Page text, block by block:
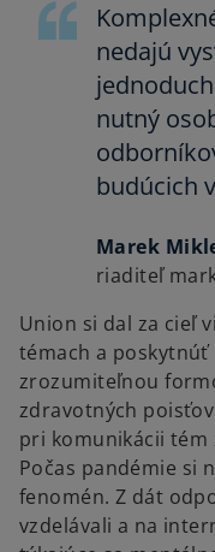
nedajú
nutný
budúcich
Marek
riaditeľ
Union si dal za cieľ
témach a
zrozumiteľnou
zdravotných
pri komunikácii tém
Počas pandémie si
fenomén. Z dát
vzdelávali a na